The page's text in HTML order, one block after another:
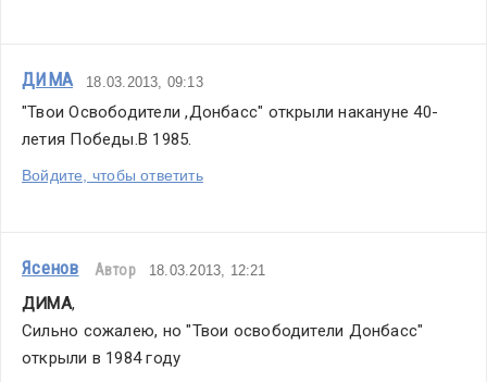
ДИМА 18.03.2013, 09:13
"Твои Освободители ,Донбасс" открыли накануне 40-
летия Победы.В 1985.
Войдите, чтобы ответить
Ясенов Автор 18.03.2013, 12:21
ДИМА,
Сильно сожалею, но "Твои освободители Донбасс"
открыли в 1984 году